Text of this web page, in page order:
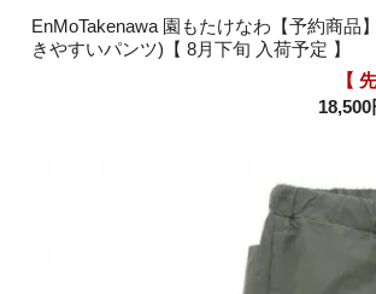
EnMoTakenawa 園もたけなわ【予約商品
きやすいパンツ)【 8月下旬 入荷予定 】
【